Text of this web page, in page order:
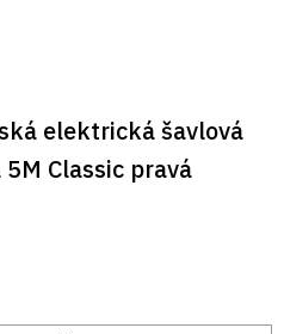
elektrická šavlová
Classic pravá